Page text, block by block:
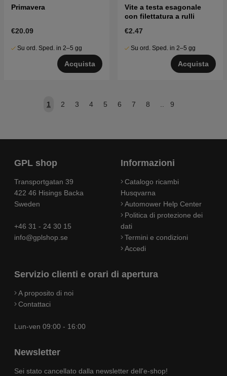
Primavera
€20.09
Su ord. Sped. in 2–5 gg
Acquista
Vite a testa esagonale
con filettatura a rulli
€2.47
Su ord. Sped. in 2–5 gg
Acquista
1 2 3 4 5 6 7 8 .. 9
GPL shop
Transportgatan 39
422 46 Hisings Backa
Sweden
+46 31 - 24 30 15
info@gplshop.se
Informazioni
Catalogo ricambi
Husqvarna
Automower Help Center
Politica di protezione dei
dati
Termini e condizioni
Accedi
Servizio clienti e orari di apertura
A proposito di noi
Contattaci
Lun-ven 09:00 - 16:00
Newsletter
Sei stato cancellato dalla newsletter dell'e-shop!